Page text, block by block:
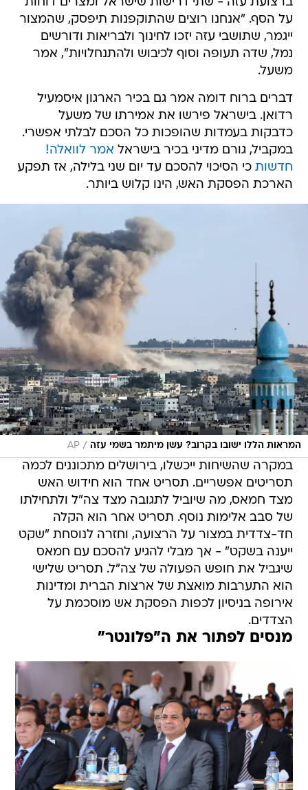
על הסף. "אנחנו רוצים שהתוקפנות תיפסק, שהמצור
ייגמר, שתושבי עזה יזכו לחינוך ולבריאות ודורשים
נמל, שדה תעופה וסוף לכיבוש ולהתנחלויות", אמר
משעל.
דברים ברוח דומה אמר גם בכיר הארגון איסמעיל
רדואן. בישראל פירשו את אמירתו של משעל
כדבקות בעמדות שהופכות כל הסכם לבלתי אפשרי.
במקביל, גורם מדיני בכיר בישראל אמר לוואלה!
חדשות כי הסיכוי להסכם עד יום שני בלילה, אז תפקע
הארכת הפסקת האש, הינו קלוש ביותר.
המראות הללו ישובו בקרוב? עשן מיתמר בשמי עזה /
AP
במקרה שהשיחות ייכשלו, בירושלים מתכוננים לכמה
תסריטים אפשריים. תסריט אחד הוא חידוש האש
מצד חמאס, מה שיוביל לתגובה מצד צה"ל ולתחילתו
של סבב אלימות נוסף. תסריט אחר הוא הקלה
חד-צדדית במצור על הרצועה, וחזרה לנוסחת "שקט
ייענה בשקט" - אך מבלי להגיע להסכם עם חמאס
שיגביל את חופש הפעולה של צה"ל. תסריט שלישי
הוא התערבות מואצת של ארצות הברית ומדינות
אירופה בניסיון לכפות הפסקת אש מוסכמת על
הצדדים.
מנסים לפתור את ה"פלונטר"